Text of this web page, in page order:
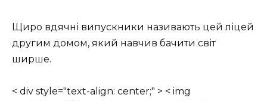
Щиро вдячні випускники називають цей ліцей
другим домом, який навчив бачити світ
ширше.
< div style="text-align: center;" > < img